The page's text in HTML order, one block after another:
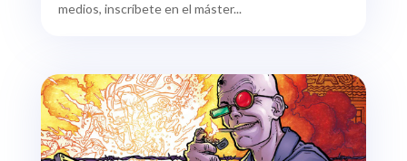
medios, inscríbete en el máster...